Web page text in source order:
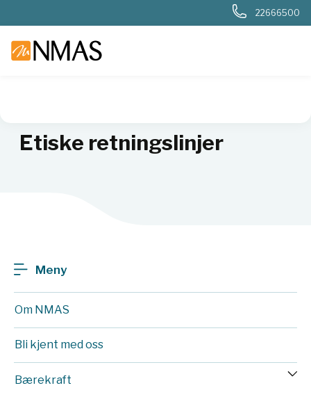
22666500
Etiske retningslinjer
Meny
Om NMAS
Bli kjent med oss
Bærekraft